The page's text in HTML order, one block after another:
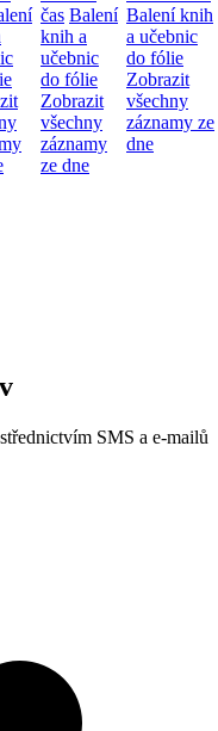
čas Balení
knih a
učebnic
do fólie
Zobrazit
všechny
záznamy
ze dne
Balení knih
a učebnic
do fólie
Zobrazit
všechny
záznamy ze
dne
SMS a e-mailů